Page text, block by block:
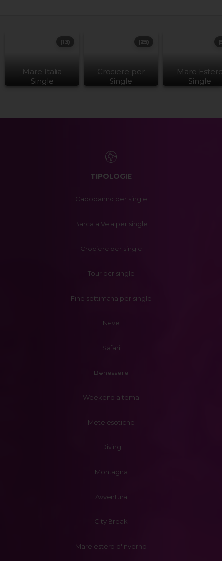
Mare Italia
Single
(13)
Crociere per
Single
(25)
Mare
Single
TIPOLOGIE
Capodanno per single
Barca a Vela per single
Crociere per single
Tour per single
Fine settimana per single
Neve
Safari
Benessere
Weekend a tema
Mete esotiche
Diving
Montagna
Avventura
City Break
Mare estero d'inverno